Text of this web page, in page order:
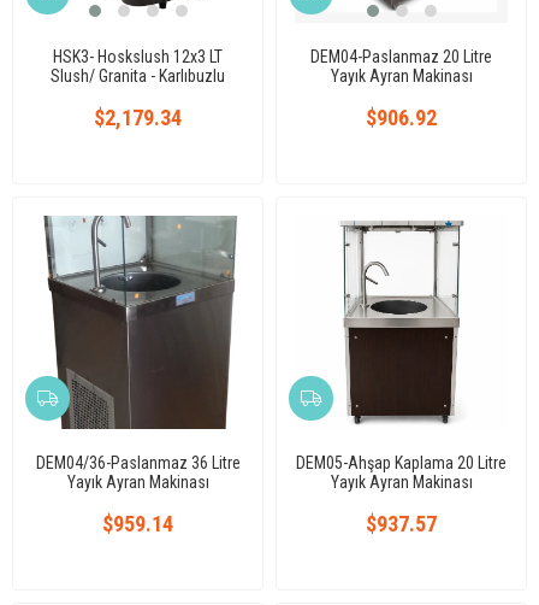
HSK3- Hoskslush 12x3 LT
Slush/ Granita - Karlıbuzlu
$2,179.34
DEM04-Paslanmaz 20 Litre
Yayık Ayran Makinası
$906.92
DEM04/36-Paslanmaz 36 Litre
Yayık Ayran Makinası
$959.14
DEM05-Ahşap Kaplama 20 Litre
Yayık Ayran Makinası
$937.57